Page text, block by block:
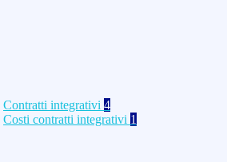
Contratti integrativi 4
Costi contratti integrativi 1